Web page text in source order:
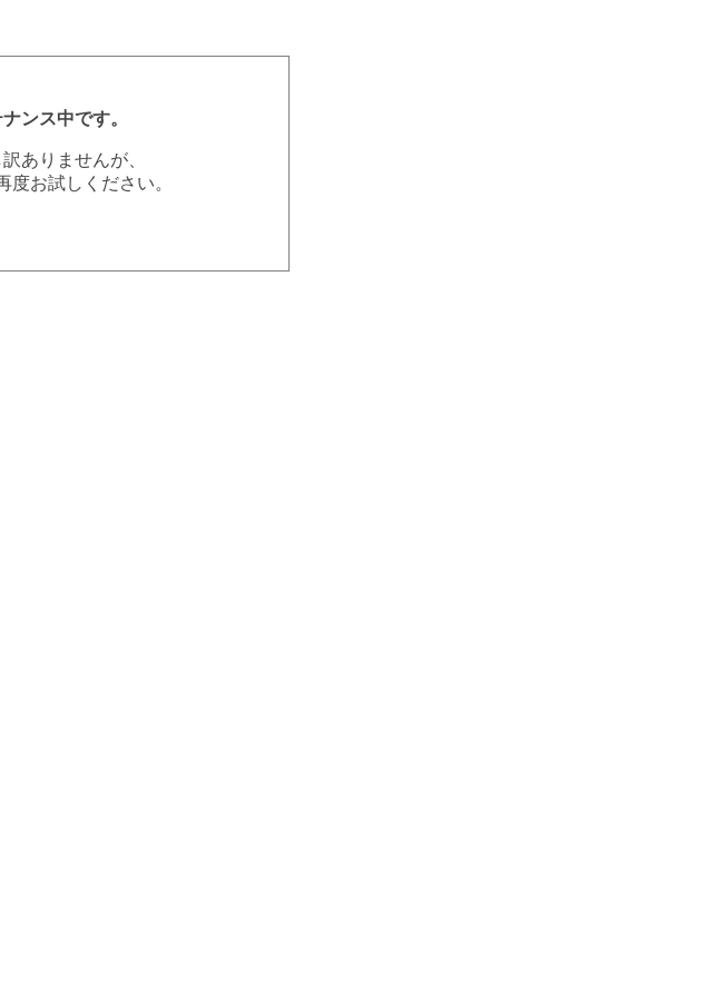
ンス中です。
ありませんが、
度お試しください。